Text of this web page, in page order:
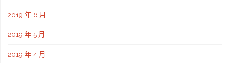
2019 年 6 月
2019 年 5 月
2019 年 4 月